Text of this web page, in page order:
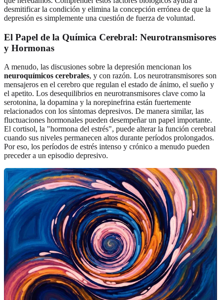
desmitificar la condición y elimina la concepción errónea de que la
depresión es simplemente una cuestión de fuerza de voluntad.
El Papel de la Química Cerebral: Neurotransmisores
y Hormonas
A menudo, las discusiones sobre la depresión mencionan los
neuroquímicos cerebrales, y con razón. Los neurotransmisores son
mensajeros en el cerebro que regulan el estado de ánimo, el sueño y
el apetito. Los desequilibrios en neurotransmisores clave como la
serotonina, la dopamina y la norepinefrina están fuertemente
relacionados con los síntomas depresivos. De manera similar, las
fluctuaciones hormonales pueden desempeñar un papel importante.
El cortisol, la "hormona del estrés", puede alterar la función cerebral
cuando sus niveles permanecen altos durante períodos prolongados.
Por eso, los períodos de estrés intenso y crónico a menudo pueden
preceder a un episodio depresivo.